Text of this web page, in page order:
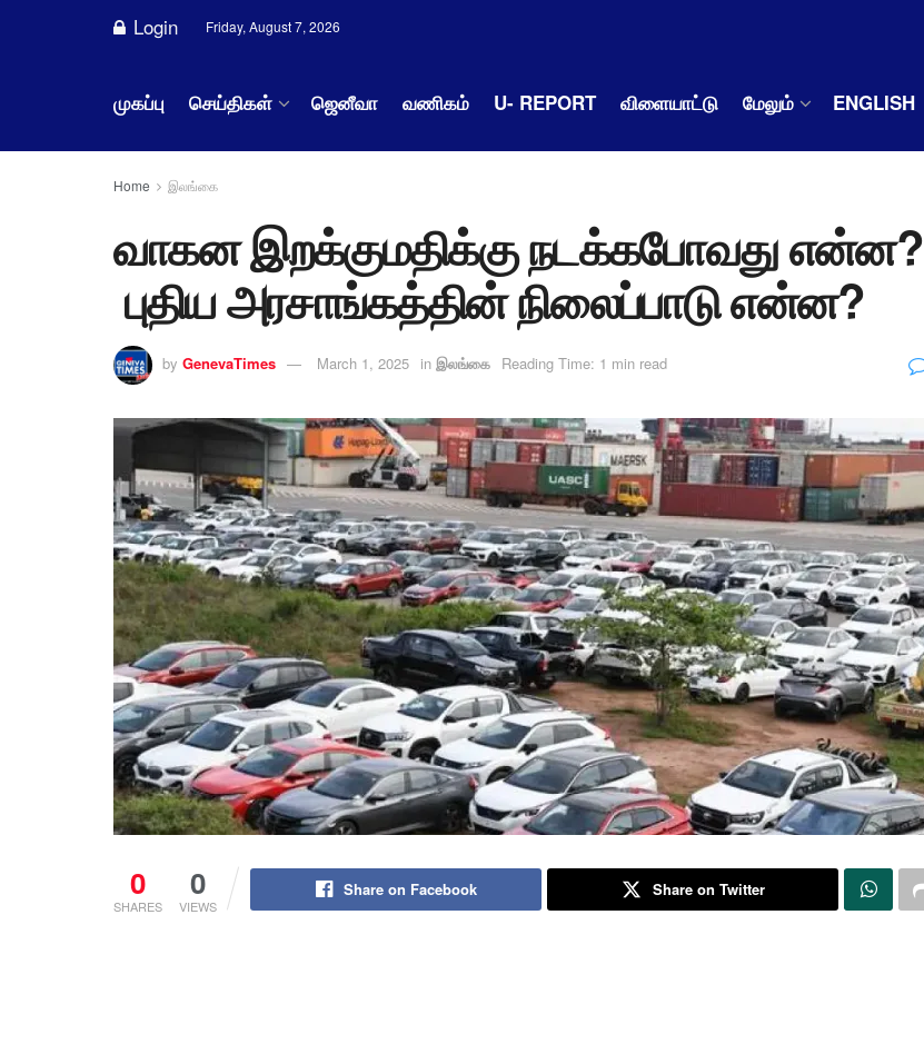
Login Friday, August 7, 2026
முகப்பு செய்திகள் ஜெனீவா வணிகம் U- REPORT விளையாட்டு மேலும் ENGLISH
Home இலங்கை
வாகன இறக்குமதிக்கு நடக்கபோவது என்ன?
புதிய அரசாங்கத்தின் நிலைப்பாடு என்ன?
by GenevaTimes March 1, 2025 in இலங்கை Reading Time: 1 min read
0
SHARES
0
VIEWS
Share on Facebook Share on Twitter